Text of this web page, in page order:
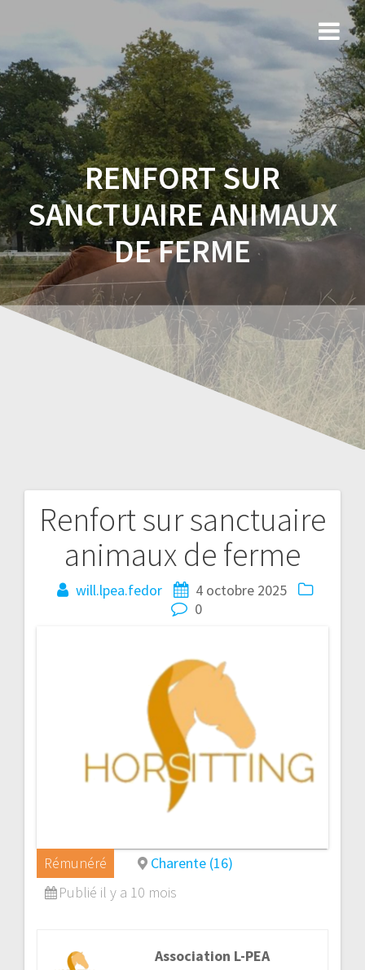
RENFORT SUR
SANCTUAIRE ANIMAUX
DE FERME
Renfort sur sanctuaire
animaux de ferme
will.lpea.fedor
4 octobre 2025
0
Rémunéré
Charente (16)
Publié il y a 10 mois
Association L-PEA